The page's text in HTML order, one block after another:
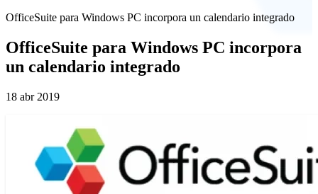
OfficeSuite para Windows PC incorpora un calendario integrado
OfficeSuite para Windows PC incorpora
un calendario integrado
18 abr 2019